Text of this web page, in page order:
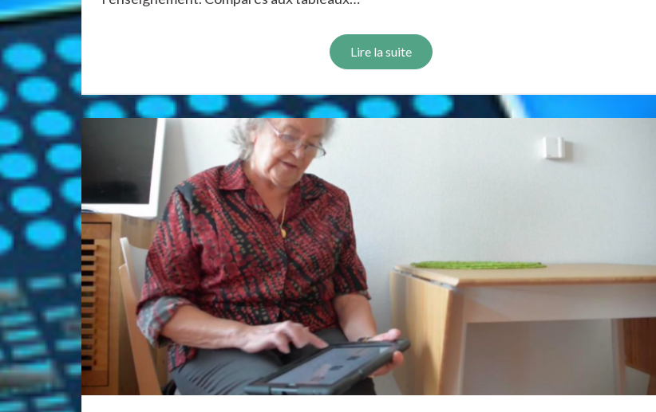
les
avantages
de
technologie
Lire la suite